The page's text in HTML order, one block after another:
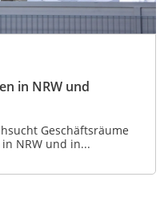
in NRW und
Geschäftsräume
NRW und in...